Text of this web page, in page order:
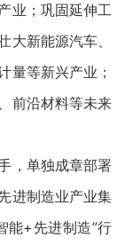
业；巩固延伸工
大新能源汽车、
量等新兴产业；
前沿材料等未来
，单独成章部署
进制造业产业集
能+先进制造”行